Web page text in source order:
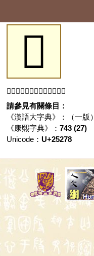
𥉸
「𥉸」字未收錄於本資料庫。
請參見有關條目：
《漢語大字典》：（一版）
《康熙字典》： 743 (27)
Unicode： U+25278